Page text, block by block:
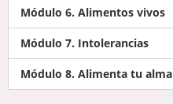
Módulo 6. Alimentos vivos
Módulo 7. Intolerancias
Módulo 8. Alimenta tu alma